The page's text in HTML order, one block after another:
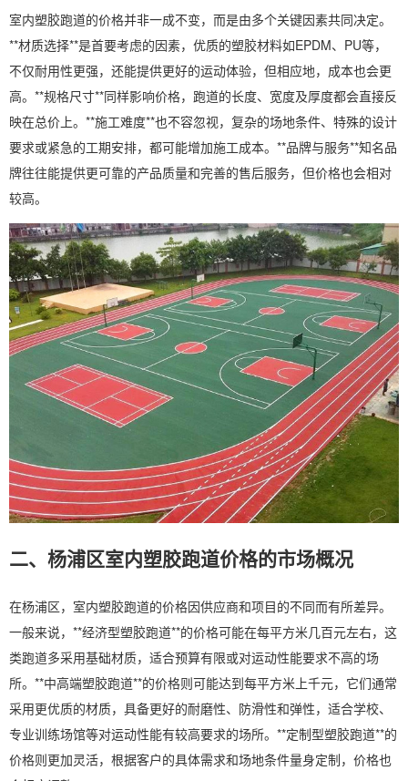
室内塑胶跑道的价格并非一成不变，而是由多个关键因素共同决定。
**材质选择**是首要考虑的因素，优质的塑胶材料如EPDM、PU等，
不仅耐用性更强，还能提供更好的运动体验，但相应地，成本也会更
高。**规格尺寸**同样影响价格，跑道的长度、宽度及厚度都会直接反
映在总价上。**施工难度**也不容忽视，复杂的场地条件、特殊的设计
要求或紧急的工期安排，都可能增加施工成本。**品牌与服务**知名品
牌往往能提供更可靠的产品质量和完善的售后服务，但价格也会相对
较高。
二、杨浦区室内塑胶跑道价格的市场概况
在杨浦区，室内塑胶跑道的价格因供应商和项目的不同而有所差异。
一般来说，**经济型塑胶跑道**的价格可能在每平方米几百元左右，这
类跑道多采用基础材质，适合预算有限或对运动性能要求不高的场
所。**中高端塑胶跑道**的价格则可能达到每平方米上千元，它们通常
采用更优质的材质，具备更好的耐磨性、防滑性和弹性，适合学校、
专业训练场馆等对运动性能有较高要求的场所。**定制型塑胶跑道**的
价格则更加灵活，根据客户的具体需求和场地条件量身定制，价格也